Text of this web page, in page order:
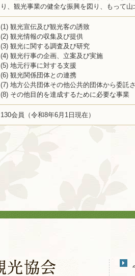
り、観光事業の健全な振興を図り、もって
(1) 観光宣伝及び観光客の誘致
(2) 観光情報の収集及び提供
(3) 観光に関する調査及び研究
(4) 観光行事の企画、立案及び実施
(5) 地元行事に対する支援
(6) 観光関係団体との連携
(7) 地方公共団体その他公共的団体から委託
(8) その他目的を達成するために必要な事業
130会員（令和8年6月1日現在）